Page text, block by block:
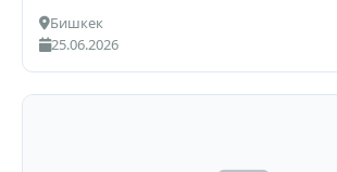
Бишкек
25.06.2026